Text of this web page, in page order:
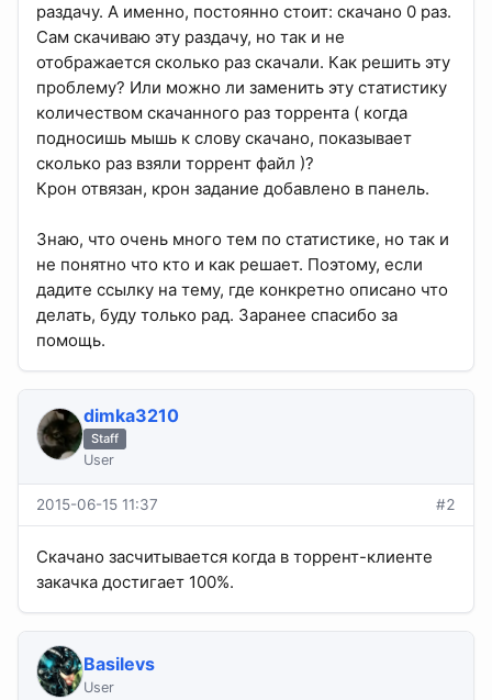
раздачу. А именно, постоянно стоит: скачано 0 раз.
Сам скачиваю эту раздачу, но так и не
отображается сколько раз скачали. Как решить эту
проблему? Или можно ли заменить эту статистику
количеством скачанного раз торрента ( когда
подносишь мышь к слову скачано, показывает
сколько раз взяли торрент файл )?
Крон отвязан, крон задание добавлено в панель.
Знаю, что очень много тем по статистике, но так и
не понятно что кто и как решает. Поэтому, если
дадите ссылку на тему, где конкретно описано что
делать, буду только рад. Заранее спасибо за
помощь.
dimka3210
Staff
User
2015-06-15 11:37 #2
Скачано засчитывается когда в торрент-клиенте
закачка достигает 100%.
Basilevs
User